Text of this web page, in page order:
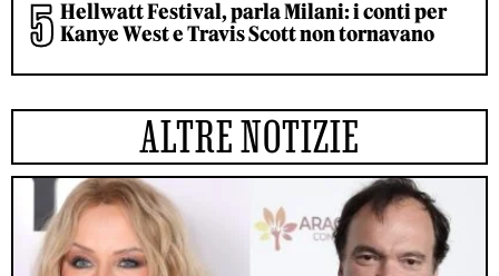
Hellwatt Festival, parla Milani: i conti per
Kanye West e Travis Scott non tornavano
ALTRE NOTIZIE